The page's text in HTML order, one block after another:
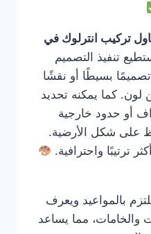
تركيب انترلوك في
تنفيذ التصميم
بسيطًا أو نقشًا
لون. كما يمكنه تحديد
أو حدود خارجية
على شكل الأرضية.
ترتيبًا واحترافية.
بالمواعيد ويعرف
والخامات، مما يساعد